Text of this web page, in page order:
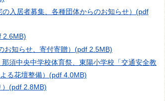
入居者募集、各種団体からのお知らせ） (pdf
2.6MB)
知らせ、寄付寄贈） (pdf 2.5MB)
須中央中学校体育祭、東陽小学校「交通安全教
る花壇整備） (pdf 4.0MB)
(pdf 2.8MB)